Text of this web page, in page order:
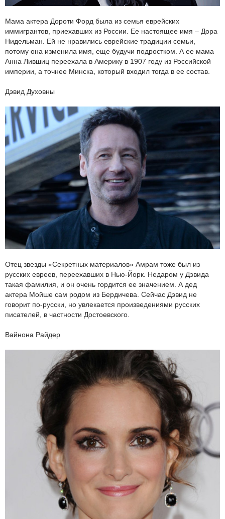
Мама актера Дороти Форд была из семья еврейских
иммигрантов, приехавших из России. Ее настоящее имя – Дора
Нидельман. Ей не нравились еврейские традиции семьи,
потому она изменила имя, еще будучи подростком. А ее мама
Анна Лившиц переехала в Америку в 1907 году из Российской
империи, а точнее Минска, который входил тогда в ее состав.
Дэвид Духовны
Отец звезды «Секретных материалов» Амрам тоже был из
русских евреев, переехавших в Нью-Йорк. Недаром у Дэвида
такая фамилия, и он очень гордится ее значением. А дед
актера Мойше сам родом из Бердичева. Сейчас Дэвид не
говорит по-русски, но увлекается произведениями русских
писателей, в частности Достоевского.
Вайнона Райдер